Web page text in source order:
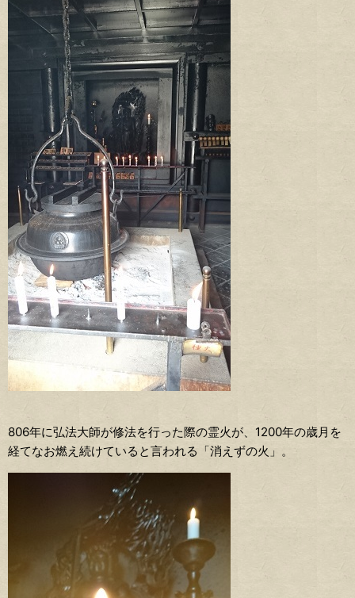
806年に弘法大師が修法を行った際の霊火が、1200年の歳月を
経てなお燃え続けていると言われる「消えずの火」。